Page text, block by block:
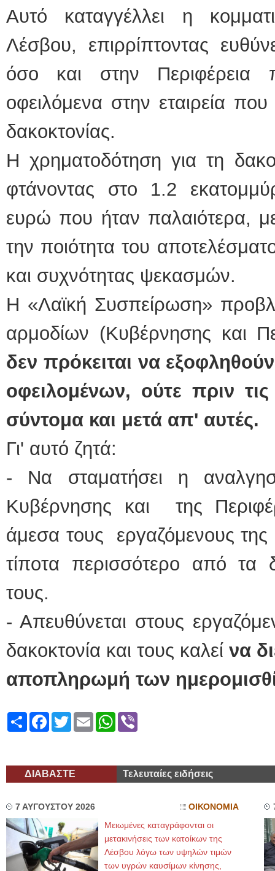
Αυτό καταγγέλλει η
Λέσβου, επιρρίπτοντας
όσο και στην Περιφέρεια
οφειλόμενα στην εταιρεία
δακοκτονίας.
Η χρηματοδότηση για τη
φτάνοντας στο 1.2
ευρώ που ήταν παλαιότερα,
την ποιότητα του
και συχνότητας ψεκασμών.
Η «Λαϊκή Συσπείρωση»
αρμοδίων (Κυβέρνησης και
δεν πρόκειται να
οφειλομένων, ούτε πριν
σύντομα και μετά απ' αυτές.
Γι' αυτό ζητά:
- Να σταματήσει η
Κυβέρνησης και της
άμεσα τους εργαζόμενους
τίποτα περισσότερο από τα
τους.
- Απευθύνεται στους
δακοκτονία και τους καλεί να
αποπληρωμή των
ShareFacebook
TwitterEmailWhatsApp
ΔΙΑΒΑΣΤΕ Τελευταίες ειδήσεις
7 ΑΥΓΟΥΣΤΟΥ 2026 ΟΙΚΟΝΟΜΙΑ
Μειωμένες καταγράφονται οι
μετακινήσεις των κατοίκων της
Λέσβου λόγω των υψηλών τιμών
των υγρών καυσίμων κίνησης,